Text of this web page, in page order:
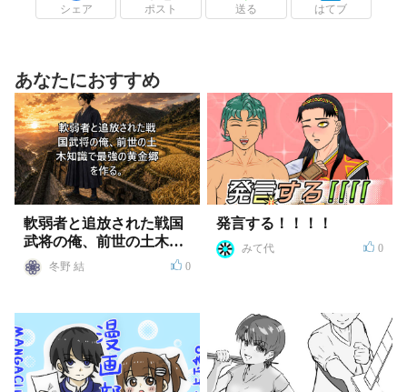
シェア ポスト 送る はてブ
あなたにおすすめ
軟弱者と追放された戦国
武将の俺、前世の土木知
識で最強の黄金郷を作
る。
冬野 結 0
発言する！！！！
みて代 0